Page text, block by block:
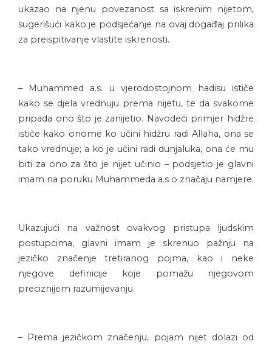
ukazao na njenu povezanost sa iskrenim nijetom,
sugerišući kako je podsjećanje na ovaj događaj prilika
za preispitivanje vlastite iskrenosti.
– Muhammed a.s. u vjerodostojnom hadisu ističe
kako se djela vrednuju prema nijetu, te da svakome
pripada ono što je zanijetio. Navodeći primjer hidžre
ističe kako onome ko učini hidžru radi Allaha, ona se
tako vrednuje; a ko je učini radi dunjaluka, ona će mu
biti za ono za što je nijet učinio – podsjetio je glavni
imam na poruku Muhammeda a.s o značaju namjere.
Ukazujući na važnost ovakvog pristupa ljudskim
postupcima, glavni imam je skrenuo pažnju na
jezičko značenje tretiranog pojma, kao i neke
njegove definicije koje pomažu njegovom
preciznijem razumijevanju.
– Prema jezičkom značenju, pojam nijet dolazi od